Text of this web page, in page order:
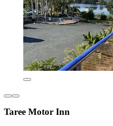
Taree Motor Inn